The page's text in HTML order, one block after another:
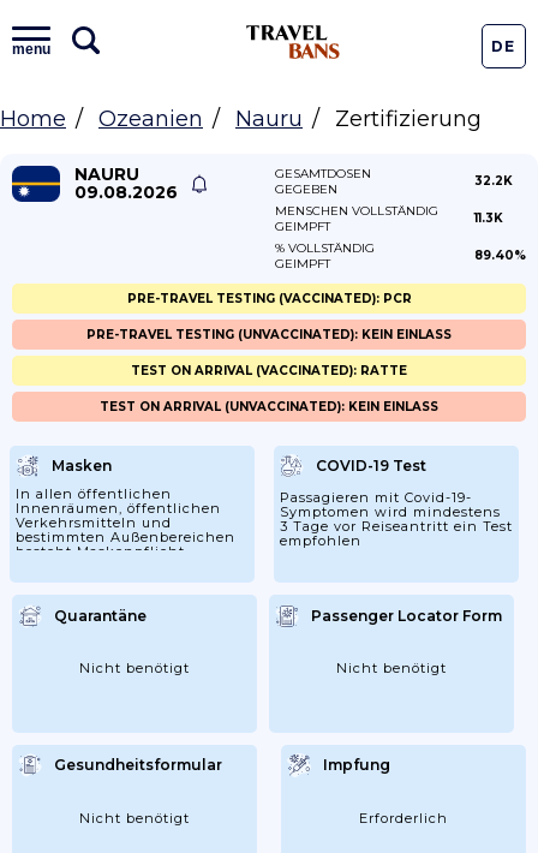
menu DE
Home Ozeanien Nauru Zertifizierung
NAURU
09.08.2026
GESAMTDOSEN
GEGEBEN
32.2K
MENSCHEN VOLLSTÄNDIG
GEIMPFT
11.3K
% VOLLSTÄNDIG
GEIMPFT
89.40%
Masken
In allen öffentlichen
Innenräumen, öffentlichen
Verkehrsmitteln und
bestimmten Außenbereichen
besteht Maskenpflicht
COVID-19 Test
Passagieren mit Covid-19-
Symptomen wird mindestens
3 Tage vor Reiseantritt ein Test
empfohlen
Quarantäne
Nicht benötigt
Passenger Locator Form
Nicht benötigt
Gesundheitsformular
Nicht benötigt
Impfung
Erforderlich
PRE-TRAVEL TESTING (VACCINATED): PCR
PRE-TRAVEL TESTING (UNVACCINATED): KEIN EINLASS
TEST ON ARRIVAL (VACCINATED): RATTE
TEST ON ARRIVAL (UNVACCINATED): KEIN EINLASS